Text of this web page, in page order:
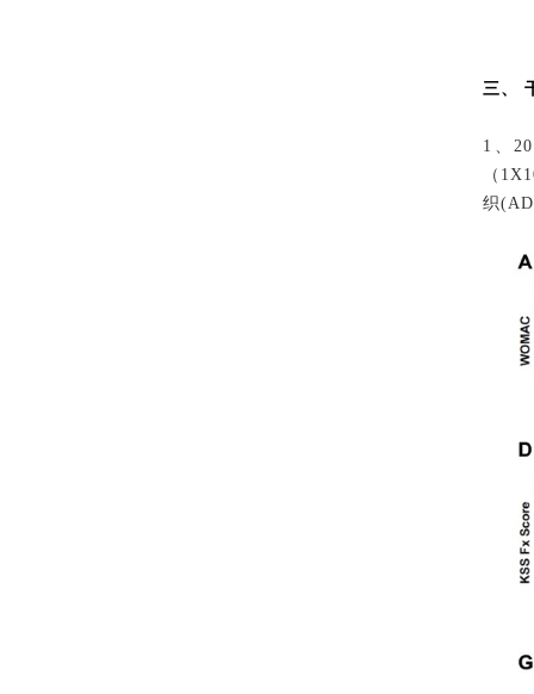
三、
1、
（
织